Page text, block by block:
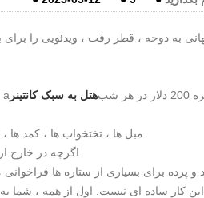
جام جهانی به دوحه ، قطر رفت ، ویدئویی
این ویدئو نشان می دهد که امکانات داخلی a هتل به سبک کانتینرکاملاً جامع هستند قیمت یک اتاق دو نفره 200 دلار در هر شب (حدود 1450 RMB)
پرده برای بسیاری از ستاره ها
ساده ای نیست. اول از همه ، شما به